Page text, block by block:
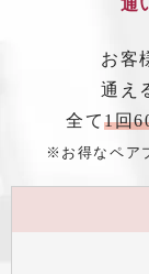
お客
通え
全て1回
※お得なペア